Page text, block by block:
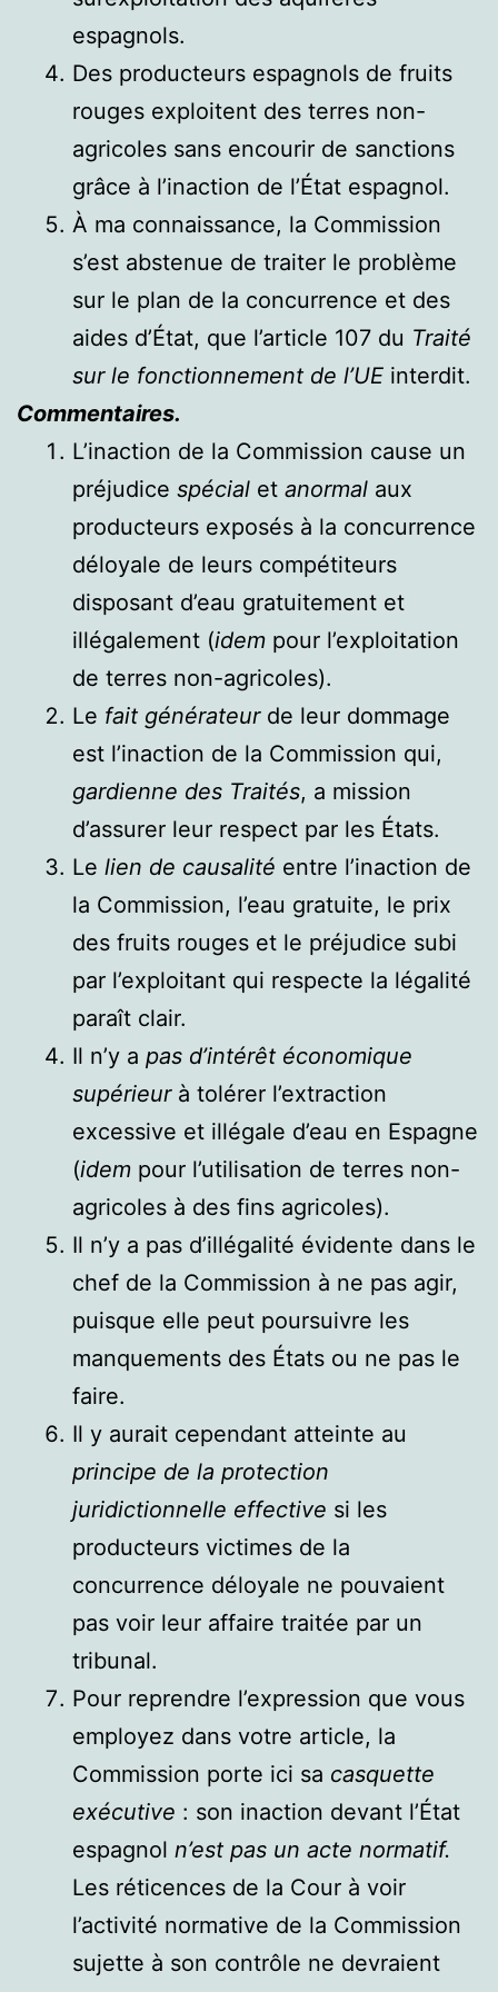
espagnols.
Des producteurs espagnols de fruits
rouges exploitent des terres non-
agricoles sans encourir de sanctions
grâce à l’inaction de l’État espagnol.
À ma connaissance, la Commission
s’est abstenue de traiter le problème
sur le plan de la concurrence et des
aides d’État, que l’article 107 du Traité
sur le fonctionnement de l’UE interdit.
Commentaires.
L’inaction de la Commission cause un
préjudice spécial et anormal aux
producteurs exposés à la concurrence
déloyale de leurs compétiteurs
disposant d’eau gratuitement et
illégalement (idem pour l’exploitation
de terres non-agricoles).
Le fait générateurde leur dommage
est l’inaction de la Commission qui,
gardienne des Traités, a mission
d’assurer leur respect par les États.
Le lien de causalité entre l’inaction de
la Commission, l’eau gratuite, le prix
des fruits rouges et le préjudice subi
par l’exploitant qui respecte la légalité
paraît clair.
Il n’y a pas d’intérêt économique
supérieurà tolérer l’extraction
excessive et illégale d’eau en Espagne
(idem pour l’utilisation de terres non-
agricoles à des fins agricoles).
Il n’y a pas d’illégalité évidente dans le
chef de la Commission à ne pas agir,
puisque elle peut poursuivre les
manquements des États ou ne pas le
faire.
Il y aurait cependant atteinte au
principe de la protection
juridictionnelle effective si les
producteurs victimes de la
concurrence déloyale ne pouvaient
pas voir leur affaire traitée par un
tribunal.
Pour reprendre l’expression que vous
employez dans votre article, la
Commission porte ici sa casquette
exécutive : son inaction devant l’État
espagnol n’est pas un acte normatif.
Les réticences de la Cour à voir
l’activité normative de la Commission
sujette à son contrôle ne devraient